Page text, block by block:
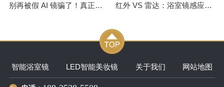
别再被假 AI 镜骗了！真正的测肤镜，从不会只告诉你 “你是油皮” 红外 VS 雷达：浴室镜感应开灯技术选型全解析
智能浴室镜 LED智能美妆镜 关于我们 网站地图